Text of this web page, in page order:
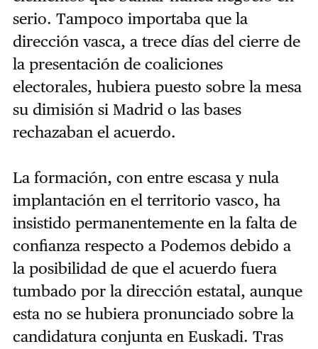
serio. Tampoco importaba que la
dirección vasca, a trece días del cierre de
la presentación de coaliciones
electorales, hubiera puesto sobre la mesa
su dimisión si Madrid o las bases
rechazaban el acuerdo.
La formación, con entre escasa y nula
implantación en el territorio vasco, ha
insistido permanentemente en la falta de
confianza respecto a Podemos debido a
la posibilidad de que el acuerdo fuera
tumbado por la dirección estatal, aunque
esta no se hubiera pronunciado sobre la
candidatura conjunta en Euskadi. Tras